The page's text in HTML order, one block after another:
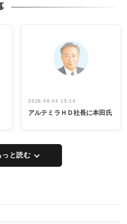
2026.08.04 15:14
アルテミラＨＤ社長に本田氏
っと読む